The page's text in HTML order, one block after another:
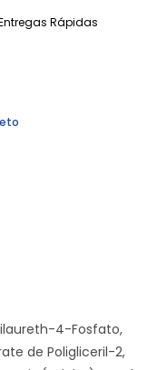
Rápidas
4-Fosfato,
de Poligliceril-2,